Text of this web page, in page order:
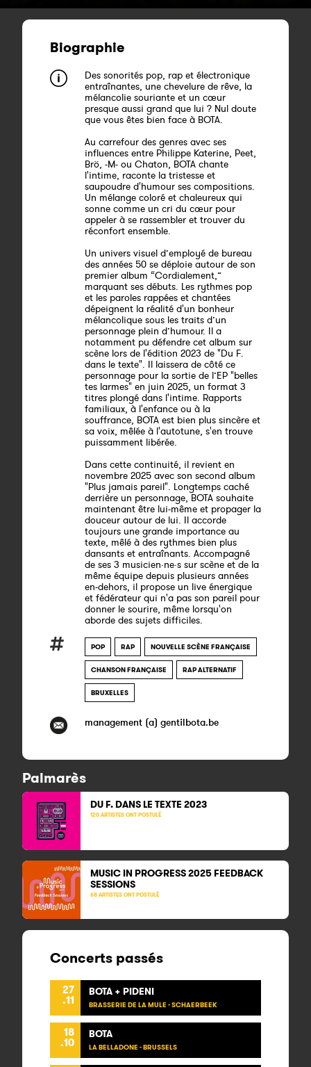
Biographie
Des sonorités pop, rap et électronique
entraînantes, une chevelure de rêve, la
mélancolie souriante et un cœur
presque aussi grand que lui ? Nul doute
que vous êtes bien face à BOTA.
Au carrefour des genres avec ses
influences entre Philippe Katerine, Peet,
Brö, -M- ou Chaton, BOTA chante
l'intime, raconte la tristesse et
saupoudre d'humour ses compositions.
Un mélange coloré et chaleureux qui
sonne comme un cri du cœur pour
appeler à se rassembler et trouver du
réconfort ensemble.
Un univers visuel d’employé de bureau
des années 50 se déploie autour de son
premier album “Cordialement,”
marquant ses débuts. Les rythmes pop
et les paroles rappées et chantées
dépeignent la réalité d'un bonheur
mélancolique sous les traits d’un
personnage plein d’humour. Il a
notamment pu défendre cet album sur
scène lors de l'édition 2023 de "Du F.
dans le texte". Il laissera de côté ce
personnage pour la sortie de l’EP "belles
tes larmes" en juin 2025, un format 3
titres plongé dans l'intime. Rapports
familiaux, à l'enfance ou à la
souffrance, BOTA est bien plus sincère et
sa voix, mêlée à l'autotune, s'en trouve
puissamment libérée.
Dans cette continuité, il revient en
novembre 2025 avec son second album
"Plus jamais pareil". Longtemps caché
derrière un personnage, BOTA souhaite
maintenant être lui-même et propager la
douceur autour de lui. Il accorde
toujours une grande importance au
texte, mêlé à des rythmes bien plus
dansants et entraînants. Accompagné
de ses 3 musicien·ne·s sur scène et de la
même équipe depuis plusieurs années
en-dehors, il propose un live énergique
et fédérateur qui n'a pas son pareil pour
donner le sourire, même lorsqu'on
aborde des sujets difficiles.
POP RAP NOUVELLE SCÈNE FRANÇAISE
CHANSON FRANÇAISE RAP ALTERNATIF
BRUXELLES
management (a) gentilbota.be
Palmarès
DU F. DANS LE TEXTE 2023
120 ARTISTES ONT POSTULÉ
MUSIC IN PROGRESS 2025 FEEDBACK
SESSIONS
68 ARTISTES ONT POSTULÉ
Concerts passés
27
.11
BOTA + PIDENI
BRASSERIE DE LA MULE - SCHAERBEEK
18
.10
BOTA
LA BELLADONE - BRUSSELS